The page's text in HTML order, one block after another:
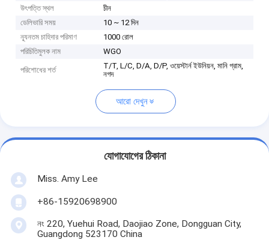
উৎপত্তি স্থল
চীন
ডেলিভারি সময়
10 ~ 12 দিন
ন্যূনতম চাহিদার পরিমাণ
1000 রোল
পরিচিতিমুলক নাম
WGO
পরিশোধের শর্ত
T/T, L/C, D/A, D/P, ওয়েস্টার্ন ইউনিয়ন, মানি গ্রাম,
নগদ
আরো দেখুন
যোগাযোগের ঠিকানা
Miss. Amy Lee
+86-15920698900
নং 220, Yuehui Road, Daojiao Zone, Dongguan City,
Guangdong 523170 China